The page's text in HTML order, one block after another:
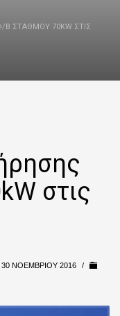
ΣΤΑΘΜΟΎ 70KW ΣΤΙΣ
στις
ΝΟΕΜΒΡΊΟΥ 2016
/